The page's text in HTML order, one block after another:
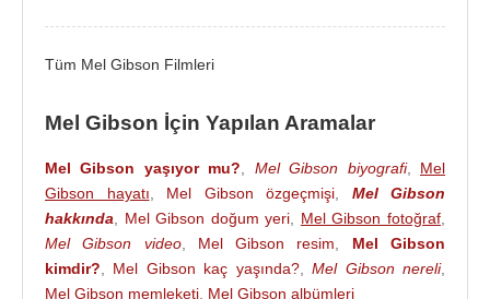
Mel Gibson’ın2004yılında yönettiği Tutku - Hz.
İsa'nın Çilesi adlı yapım da oldukça ses getirmiştir.
Kills veThe Expendables 3/Cehennem Melekleri
2016'da Kan Bağı filmiyle tekrar başrole döndü.
Aynı yıl yönettiği Savaş Vadisi (Hacksaw Ridge)
ise olumlu eleştiriler aldı. 3 dalda Altın Küre, 5
dalda BAFTA, 6 dalda Oscar adayı oldu. Mel
Gibson bir kez daha En İyi Yönetmen dalında Oscar
Tüm Mel Gibson Filmleri
Mel Gibson İçin Yapılan Aramalar
Mel Gibson yaşıyor mu? Mel Gibson biyografi, Mel
Gibson hayatı
Mel Gibson özgeçmişi
Mel Gibson
hakkında
Mel Gibson doğum yeri Mel Gibson fotoğraf
Mel Gibson video, Mel Gibson resim
Mel Gibson
kimdir?
Mel Gibson kaç yaşında?,Mel Gibson nereli,
Mel Gibson memleketi Mel Gibson albümleri